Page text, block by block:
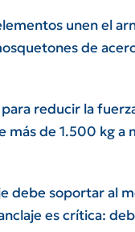
unen el
de
reducir la
de 1.500 kg
debe soportar al
es crítica: